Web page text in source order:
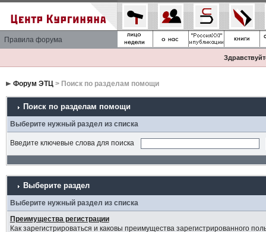
Правила форума
Форум ЭТЦ> Поиск по разделам помощи
Поиск по разделам помощи
Выберите нужный раздел из списка
Введите ключевые слова для поиска
Выберите раздел
Выберите нужный раздел из списка
Преимущества регистрации
Как зарегистрироваться и каковы преимущества зарегистрированного